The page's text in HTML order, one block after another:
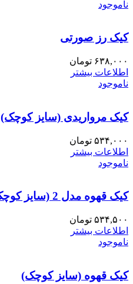
ناموجود
کیک رز صورتی
۶۳۸,۰۰۰ تومان
اطلاعات بیشتر
ناموجود
کیک مرواریدی (سایز کوچک)
۵۳۴,۰۰۰ تومان
اطلاعات بیشتر
ناموجود
کیک قهوه مدل 2 (سایز کوچک)
۵۳۴,۵۰۰ تومان
اطلاعات بیشتر
ناموجود
کیک قهوه (سایز کوچک)